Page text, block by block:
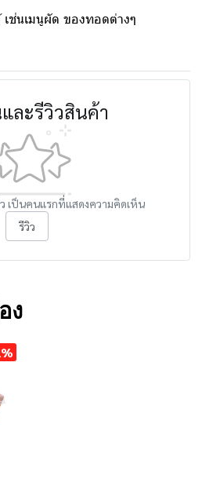
ช่นเมนูผัด ของทอดต่างๆ
ละรีวิวสินค้า
เป็นคนแรกที่แสดงความคิดเห็น
รีวิว
ง